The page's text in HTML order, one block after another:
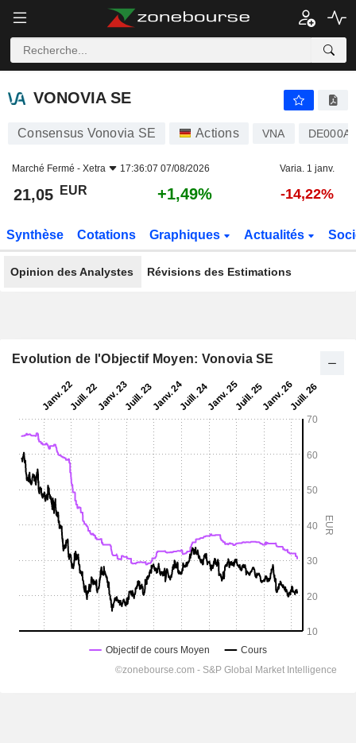
VONOVIA SE
VONOVIA SE
Consensus Vonovia SE Actions VNA
Marché Fermé - Xetra 17:36:07 07/08/2026 Varia. 1 janv.
21,05 EUR +1,49% -14,22%
Synthèse Cotations Graphiques Actualités
Opinion des Analystes Révisions des Estimations
Evolution de l'Objectif Moyen: Vonovia SE